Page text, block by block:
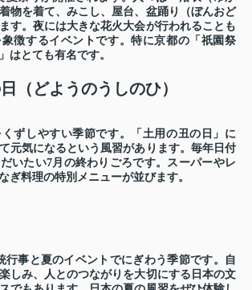
物を着て、みこし、屋台、盆踊り（ぼんおど
す。夜には大きな花火大会が行われることも
徴するイベントです。特に京都の「祇園祭
はとても有名です。
（どようのうしのひ）
ずしやすい季節です。「土用の丑の日」に
元気になるという風習があります。毎年日付
いたい7月の終わりごろです。スーパーやレ
ぎ料理の特別メニューが並びます。
行事と夏のイベントでにぎわう季節です。自
しみ、人とのつながりを大切にする日本の文